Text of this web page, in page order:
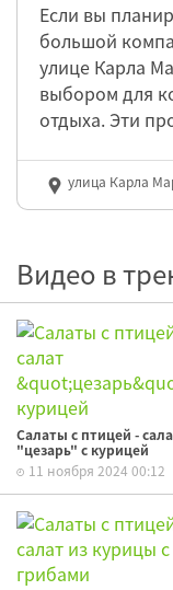
Если вы
большой
улице Карла
выбором для
отдыха. Эти
улица Карла
Видео в
Салаты с птицей -
"цезарь" с курицей
11 ноября 2024 00:12